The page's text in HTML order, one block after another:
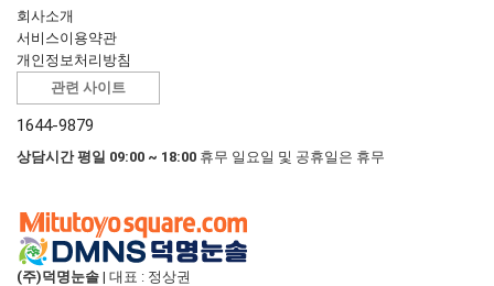
회사소개
서비스이용약관
개인정보처리방침
관련 사이트
1644-9879
상담시간 평일 09:00 ~ 18:00 휴무 일요일 및 공휴일은 휴무
(주)덕명눈솔 | 대표 : 정상권